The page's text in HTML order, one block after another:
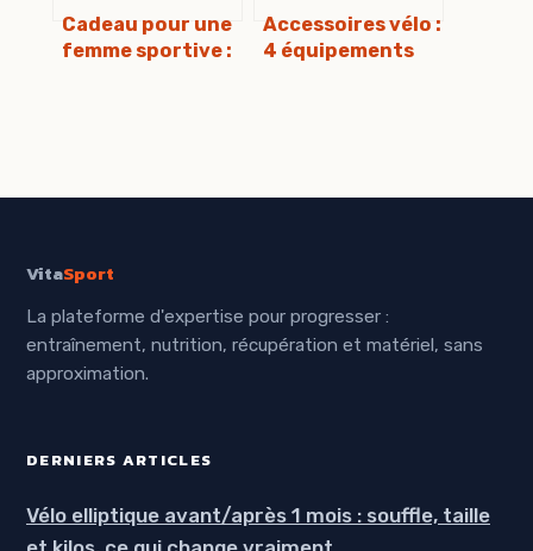
Cadeau pour une
femme sportive :
Accessoires vélo :
4 équipements
VitaSport
La plateforme d'expertise pour progresser :
entraînement, nutrition, récupération et matériel, sans
approximation.
DERNIERS ARTICLES
Vélo elliptique avant/après 1 mois : souffle, taille